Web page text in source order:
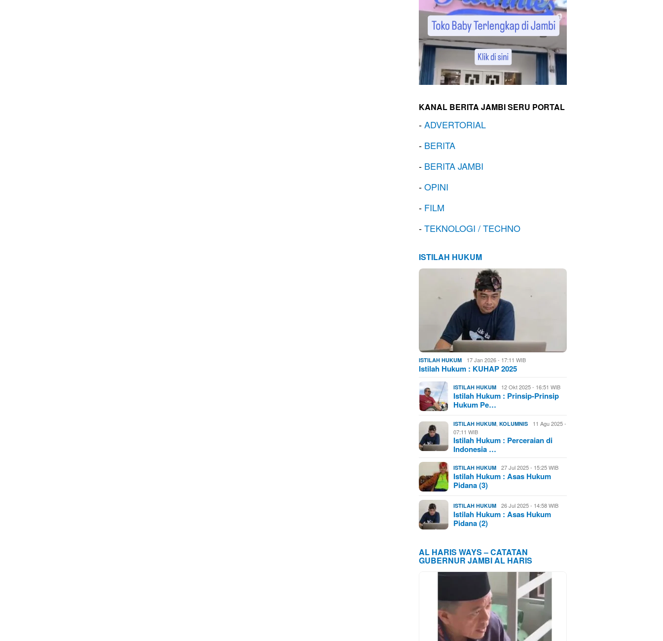
KANAL BERITA JAMBI SERU PORTAL
-ADVERTORIAL
- BERITA
- BERITA JAMBI
-OPINI
- FILM
-TEKNOLOGI / TECHNO
ISTILAH HUKUM
ISTILAH HUKUM 17 Jan 2026 - 17:11 WIB
Istilah Hukum : KUHAP 2025
ISTILAH HUKUM 12 Okt 2025 - 16:51 WIB
Istilah Hukum : Prinsip-Prinsip
Hukum Pe…
ISTILAH HUKUM ,KOLUMNIS
11 Agu 2025 -
07:11 WIB
Istilah Hukum : Perceraian di
Indonesia …
ISTILAH HUKUM 27 Jul 2025 - 15:25 WIB
Istilah Hukum : Asas Hukum
Pidana (3)
ISTILAH HUKUM 26 Jul 2025 - 14:58 WIB
Istilah Hukum : Asas Hukum
Pidana (2)
AL HARIS WAYS – CATATAN
GUBERNUR JAMBI AL HARIS